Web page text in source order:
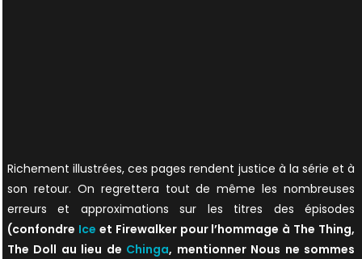
Richement illustrées, ces pages rendent justice à la série et à
son retour. On regrettera tout de même les nombreuses
erreurs et approximations sur les titres des épisodes
(confondre Ice et Firewalker pour l’hommage à The Thing,
The Doll au lieu de Chinga, mentionner Nous ne sommes